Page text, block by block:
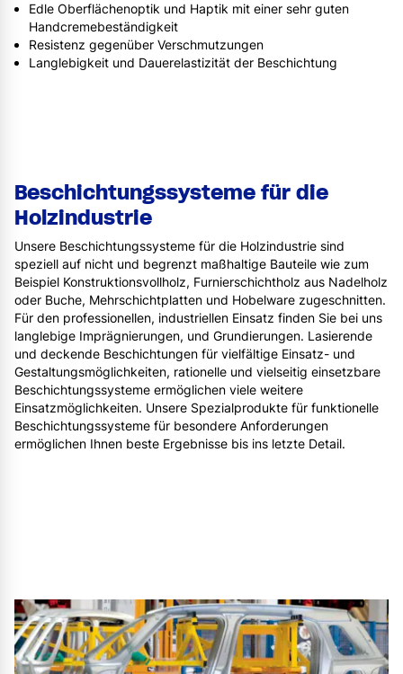
Edle Oberflächenoptik und Haptik mit einer sehr guten
Handcremebeständigkeit
Resistenz gegenüber Verschmutzungen
Langlebigkeit und Dauerelastizität der Beschichtung
Beschichtungssysteme für die
Holzindustrie
Unsere Beschichtungssysteme für die Holzindustrie sind
speziell auf nicht und begrenzt maßhaltige Bauteile wie zum
Beispiel Konstruktionsvollholz, Furnierschichtholz aus Nadelholz
oder Buche, Mehrschichtplatten und Hobelware zugeschnitten.
Für den professionellen, industriellen Einsatz finden Sie bei uns
langlebige Imprägnierungen, und Grundierungen. Lasierende
und deckende Beschichtungen für vielfältige Einsatz- und
Gestaltungsmöglichkeiten, rationelle und vielseitig einsetzbare
Beschichtungssysteme ermöglichen viele weitere
Einsatzmöglichkeiten. Unsere Spezialprodukte für funktionelle
Beschichtungssysteme für besondere Anforderungen
ermöglichen Ihnen beste Ergebnisse bis ins letzte Detail.